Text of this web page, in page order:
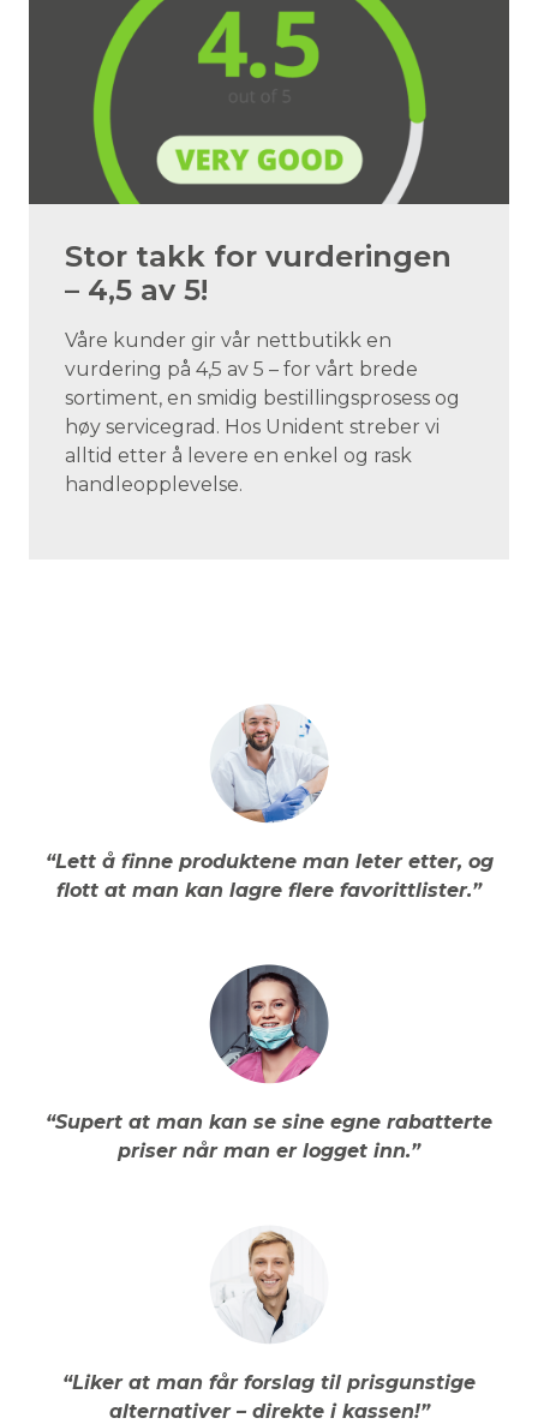
Stor takk for vurderingen
– 4,5 av 5!
Våre kunder gir vår nettbutikk en
vurdering på 4,5 av 5 – for vårt brede
sortiment, en smidig bestillingsprosess og
høy servicegrad. Hos Unident streber vi
alltid etter å levere en enkel og rask
handleopplevelse.
“Lett å finne produktene man leter etter, og
flott at man kan lagre flere favorittlister.”
“Supert at man kan se sine egne rabatterte
priser når man er logget inn.”
“Liker at man får forslag til prisgunstige
alternativer – direkte i kassen!”